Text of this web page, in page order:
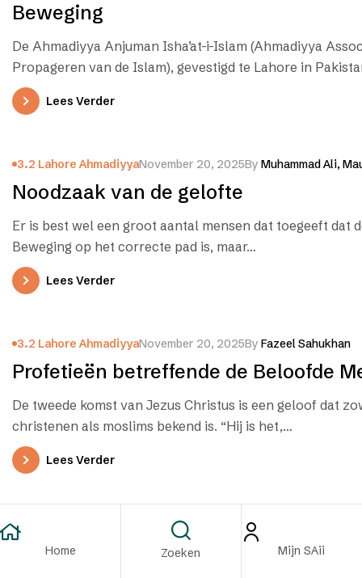
Beweging
De Ahmadiyya Anjuman Isha’at-i-Islam (Ahmadiyya
Propageren van de Islam), gevestigd te Lahore in
internationale…
Lees Verder
3.2 Lahore AhmadiyyaNovember 20, 2025By Muhammad Ali,
Noodzaak van de gelofte
Er is best wel een groot aantal mensen dat toegeeft dat
Beweging op het correcte pad is, maar…
Lees Verder
3.2 Lahore AhmadiyyaNovember 20, 2025By Fazeel Sahukhan
Profetieën betreffende de Beloofde
De tweede komst van Jezus Christus is een geloof dat
christenen als moslims bekend is. “Hij is het,…
Lees Verder
1.3 Interreligieus Omgang 2.3 MultimediaNovember 19, 2025
More alike than different – Islam and
Home Zoeken Mijn SAii